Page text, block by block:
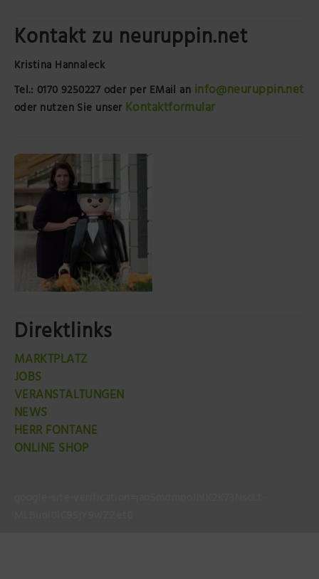
Kontakt zu neuruppin.net
Kristina Hannaleck
Tel.: 0170 9250227 oder per EMail an info@neuruppin.net
oder nutzen Sie unser Kontaktformular
Direktlinks
MARKTPLATZ
JOBS
VERANSTALTUNGEN
NEWS
HERR FONTANE
ONLINE SHOP